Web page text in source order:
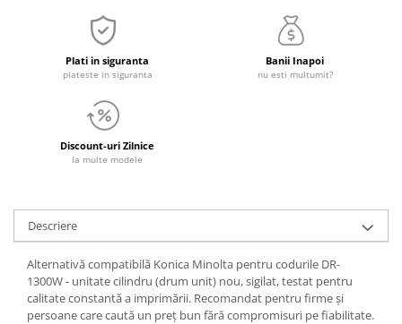
Plati in siguranta
plateste in siguranta
Banii Inapoi
nu esti multumit?
Discount-uri Zilnice
la multe modele
Descriere
Alternativă compatibilă Konica Minolta pentru codurile DR-
1300W - unitate cilindru (drum unit) nou, sigilat, testat pentru
calitate constantă a imprimării. Recomandat pentru firme și
persoane care caută un preț bun fără compromisuri pe fiabilitate.